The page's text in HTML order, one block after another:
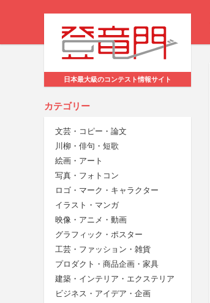
日本最大級のコンテスト情報サイト
カテゴリー
文芸・コピー・論文
川柳・俳句・短歌
絵画・アート
写真・フォトコン
ロゴ・マーク・キャラクター
イラスト・マンガ
映像・アニメ・動画
グラフィック・ポスター
工芸・ファッション・雑貨
プロダクト・商品企画・家具
建築・インテリア・エクステリア
ビジネス・アイデア・企画